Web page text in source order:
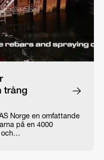
trång
Norge en omfattande
på en 4000
och…